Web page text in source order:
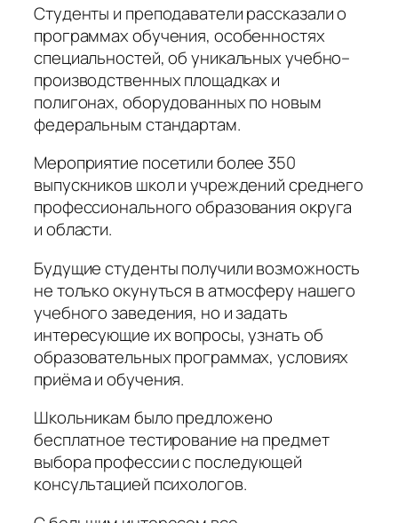
Студенты и преподаватели рассказали о
программах обучения, особенностях
специальностей, об уникальных учебно–
производственных площадках и
полигонах, оборудованных по новым
федеральным стандартам.
Мероприятие посетили более 350
выпускников школ и учреждений среднего
профессионального образования округа
и области.
Будущие студенты получили возможность
не только окунуться в атмосферу нашего
учебного заведения, но и задать
интересующие их вопросы, узнать об
образовательных программах, условиях
приёма и обучения.
Школьникам было предложено
бесплатное тестирование на предмет
выбора профессии с последующей
консультацией психологов.